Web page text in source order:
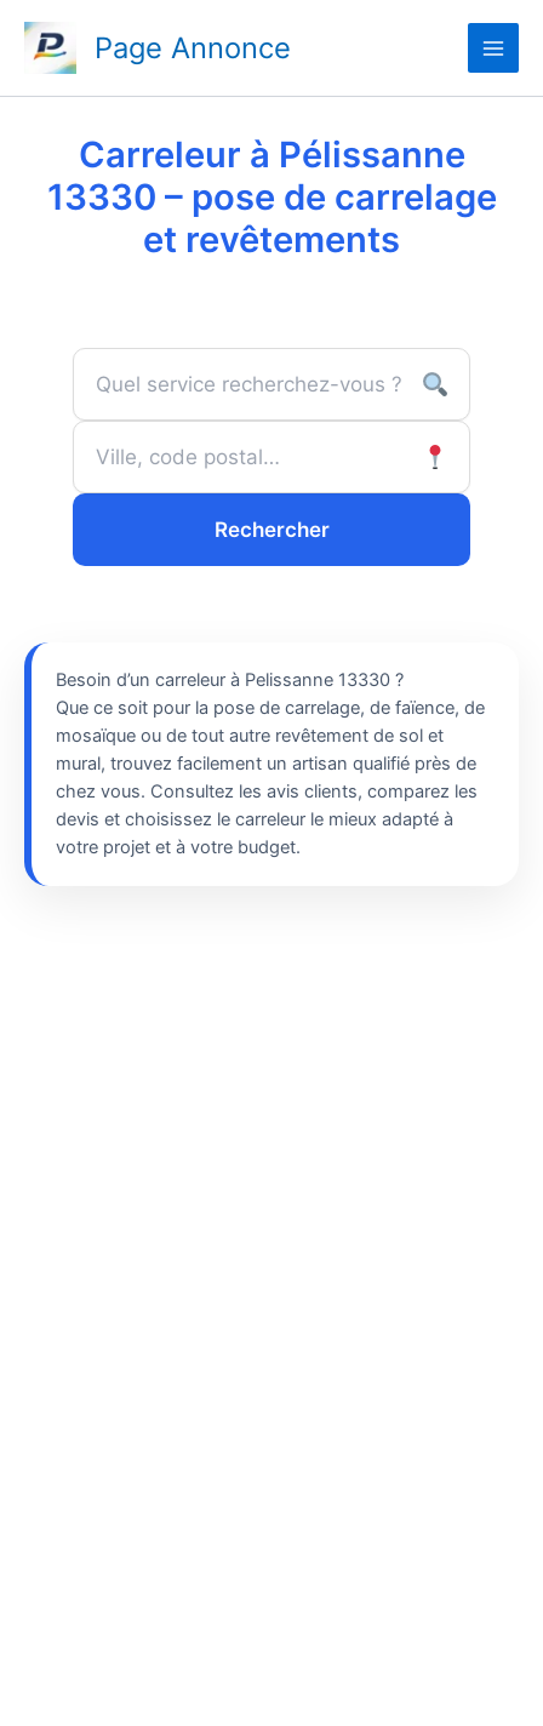
contenu
Page Annonce
Carreleur à Pélissanne
13330 – pose de carrelage
et revêtements
Rechercher
Besoin d’un carreleur à Pelissanne 13330 ?
Que ce soit pour la pose de carrelage, de faïence, de
mosaïque ou de tout autre revêtement de sol et
mural, trouvez facilement un artisan qualifié près de
chez vous. Consultez les avis clients, comparez les
devis et choisissez le carreleur le mieux adapté à
votre projet et à votre budget.